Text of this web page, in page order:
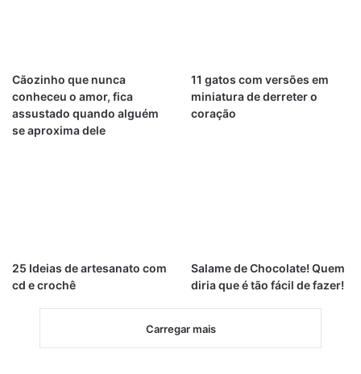
Cãozinho que nunca
conheceu o amor, fica
assustado quando alguém
se aproxima dele
11 gatos com versões em
miniatura de derreter o
coração
25 Ideias de artesanato com
cd e crochê
Salame de Chocolate! Quem
diria que é tão fácil de fazer!
Carregar mais